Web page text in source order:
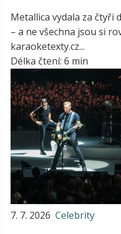
Metallica vydala za čtyři
– a ne všechna jsou si
karaoketexty.cz...
Délka čtení: 6 min
7. 7. 2026 Celebrity